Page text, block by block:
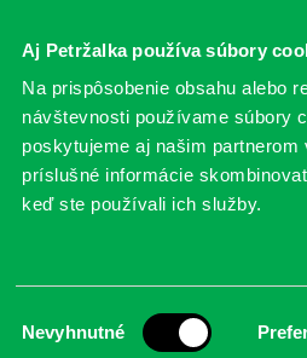
Aj Petržalka používa súbory
Na prispôsobenie obsahu alebo
návštevnosti používame súbory
poskytujeme aj našim
príslušné informácie
keď ste používali ich služby.
súhlasu
Nevyhnutné
ONLINE KATALÓGY
Charles: